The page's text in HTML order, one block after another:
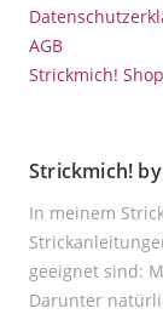
AGB
Strickmich! Shop
Strickmich!
In meinem
geeignet sind:
Darunter